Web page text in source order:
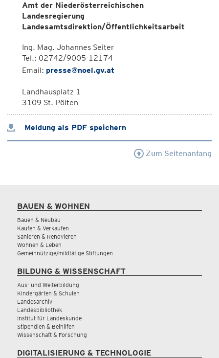
Amt der Niederösterreichischen
Landesregierung
Landesamtsdirektion/Öffentlichkeitsarbeit
Ing. Mag. Johannes Seiter
Tel.: 02742/9005-12174
Email: presse@noel.gv.at
Landhausplatz 1
3109 St. Pölten
Meldung als PDF speichern
Zum Seitenanfang
BAUEN & WOHNEN
Bauen & Neubau
Kaufen & Verkaufen
Sanieren & Renovieren
Wohnen & Leben
Gemeinnützige/mildtätige Stiftungen
BILDUNG & WISSENSCHAFT
Aus- und Weiterbildung
Kindergärten & Schulen
Landesarchiv
Landesbibliothek
Institut für Landeskunde
Stipendien & Beihilfen
Wissenschaft & Forschung
DIGITALISIERUNG & TECHNOLOGIE